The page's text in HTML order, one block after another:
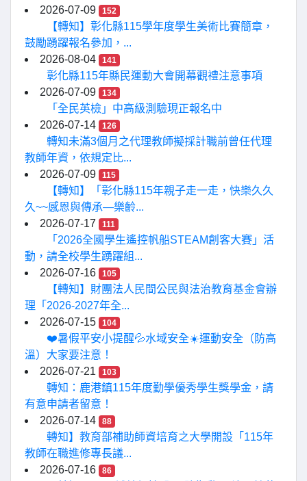
2026-07-09
152
【轉知】彰化縣115學年度學生美術比賽簡章，
鼓勵踴躍報名參加，...
2026-08-04
141
彰化縣115年縣民運動大會開幕觀禮注意事項
2026-07-09
134
「全民英檢」中高級測驗現正報名中
2026-07-14
126
轉知未滿3個月之代理教師擬採計職前曾任代理
教師年資，依規定比...
2026-07-09
115
【轉知】「彰化縣115年親子走一走，快樂久久
久~~感恩與傳承—樂齡...
2026-07-17
111
「2026全國學生遙控帆船STEAM創客大賽」活
動，請全校學生踴躍組...
2026-07-16
105
【轉知】財團法人民間公民與法治教育基金會辦
理「2026-2027年全...
2026-07-15
104
❤️暑假平安小提醒💦水域安全☀️運動安全（防高
溫）大家要注意！
2026-07-21
103
轉知：鹿港鎮115年度勤學優秀學生獎學金，請
有意申請者留意！
2026-07-14
88
轉知】教育部補助師資培育之大學開設「115年
教師在職進修專長議...
2026-07-16
86